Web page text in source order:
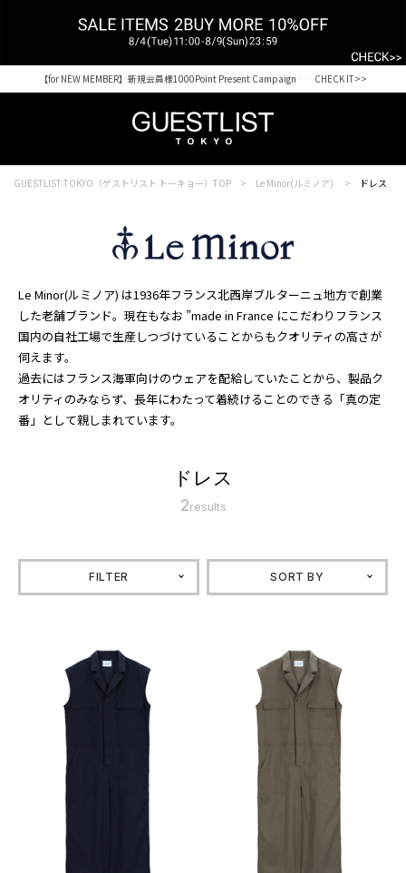
Shopping from outside Japan? Visit our Global Site here. >>
【for NEW MEMBER】新規会員様1000Point Present Campaign CHECK IT>>
GUESTLIST TOKYO（ゲストリスト トーキョー）TOP Le Minor(ルミノア) ドレス
Le Minor(ルミノア) は1936年フランス北西岸ブルターニュ地方で創業
した老舗ブランド。現在もなお ”made in France にこだわりフランス
国内の自社工場で生産しつづけていることからもクオリティの高さが
伺えます。
過去にはフランス海軍向けのウェアを配給していたことから、製品ク
オリティのみならず、長年にわたって着続けることのできる「真の定
番」として親しまれています。
ドレス
2results
FILTER SORT BY